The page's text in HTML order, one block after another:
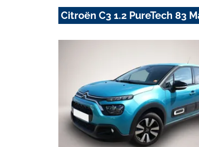
Citroën C3 1.2 PureTech 83